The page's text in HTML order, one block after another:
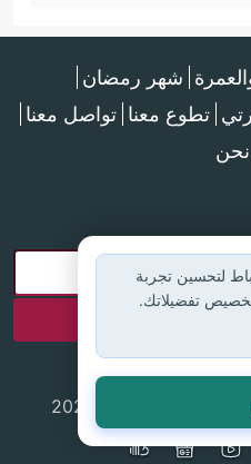
شهر رمضان
تطوع معنا تواصل معنا
أون لاين © 2025
لتحسين تجربة
تفضيلاتك.